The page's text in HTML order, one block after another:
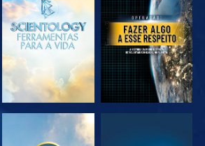
EXPLORAR A
SÉRIE
VER